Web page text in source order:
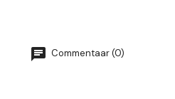
Commentaar (0)